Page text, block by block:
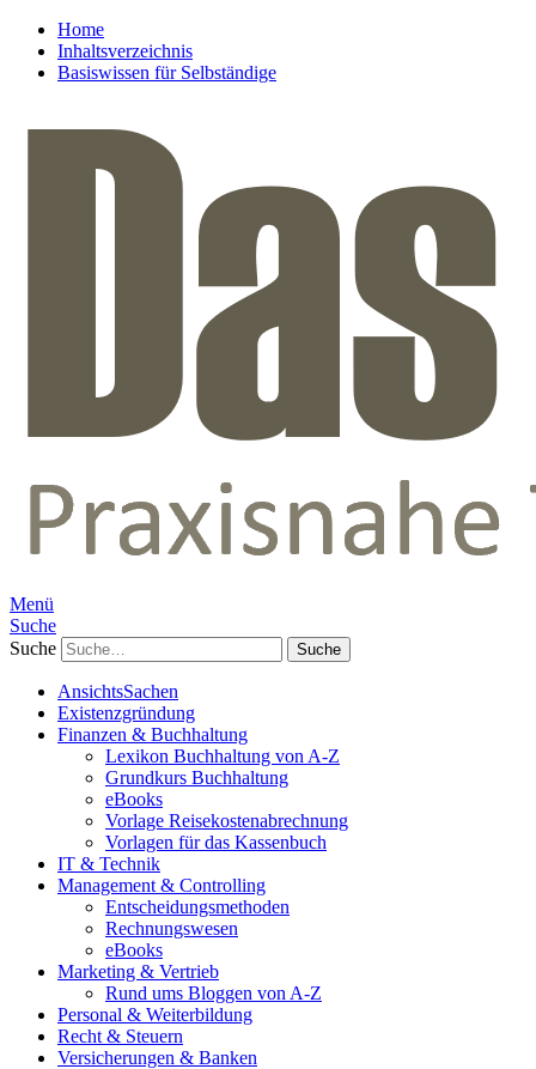
Home
Inhaltsverzeichnis
Basiswissen für Selbständige
Menü
Suche
Suche
AnsichtsSachen
Existenzgründung
Finanzen & Buchhaltung
Lexikon Buchhaltung von A-Z
Grundkurs Buchhaltung
eBooks
Vorlage Reisekostenabrechnung
Vorlagen für das Kassenbuch
IT & Technik
Management & Controlling
Entscheidungsmethoden
Rechnungswesen
eBooks
Marketing & Vertrieb
Rund ums Bloggen von A-Z
Personal & Weiterbildung
Recht & Steuern
Versicherungen & Banken